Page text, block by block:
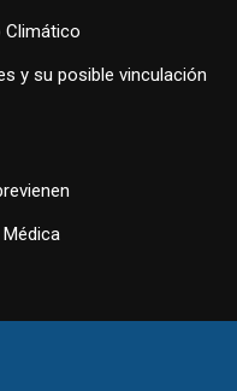
Climático
y su posible vinculación